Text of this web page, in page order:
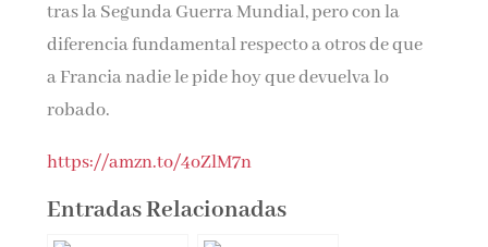
tras la Segunda Guerra Mundial, pero con la
diferencia fundamental respecto a otros de que
a Francia nadie le pide hoy que devuelva lo
robado.
https://amzn.to/4oZlM7n
Entradas Relacionadas